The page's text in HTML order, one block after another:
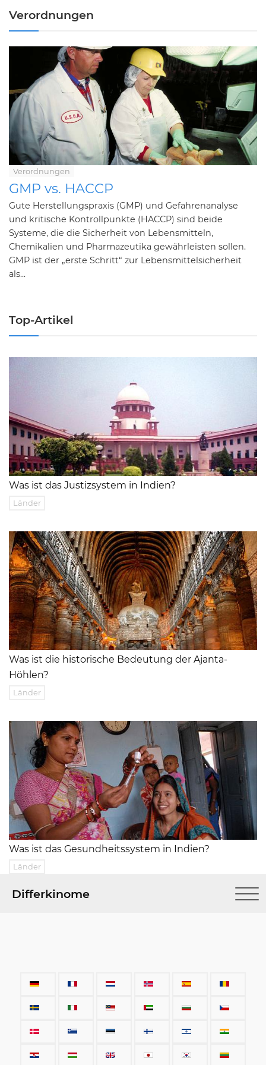
Verordnungen
Verordnungen
GMP vs. HACCP
Gute Herstellungspraxis (GMP) und Gefahrenanalyse
und kritische Kontrollpunkte (HACCP) sind beide
Systeme, die die Sicherheit von Lebensmitteln,
Chemikalien und Pharmazeutika gewährleisten sollen.
GMP ist der „erste Schritt“ zur Lebensmittelsicherheit
als...
Top-Artikel
Was ist das Justizsystem in Indien?
Länder
Was ist die historische Bedeutung der Ajanta-
Höhlen?
Länder
Was ist das Gesundheitssystem in Indien?
Länder
Differkinome